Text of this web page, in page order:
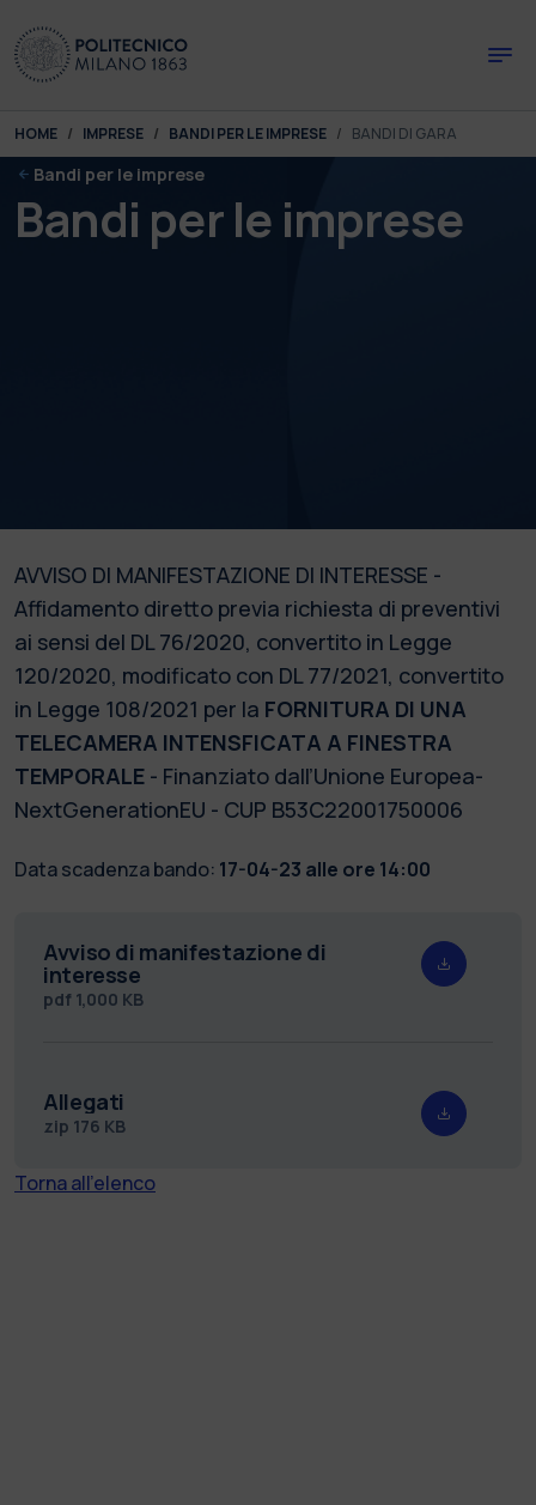
You are here:
HOME IMPRESE BANDI PER LE IMPRESE BANDI DI GARA
Bandi per le imprese
Bandi per le imprese
AVVISO DI MANIFESTAZIONE DI INTERESSE -
Affidamento diretto previa richiesta di preventivi
ai sensi del DL 76/2020, convertito in Legge
120/2020, modificato con DL 77/2021, convertito
in Legge 108/2021 per la FORNITURA DI UNA
TELECAMERA INTENSFICATA A FINESTRA
TEMPORALE - Finanziato dall’Unione Europea-
NextGenerationEU - CUP B53C22001750006
Data scadenza bando: 17-04-23 alle ore 14:00
Avviso di manifestazione di
interesse
pdf 1,000 KB
Allegati
zip 176 KB
Torna all'elenco